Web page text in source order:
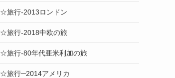
☆旅行-2013ロンドン
☆旅行-2018中欧の旅
☆旅行-80年代亜米利加の旅
☆旅行─2014アメリカ